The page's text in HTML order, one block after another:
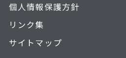
個人情報保護方針
リンク集
サイトマップ